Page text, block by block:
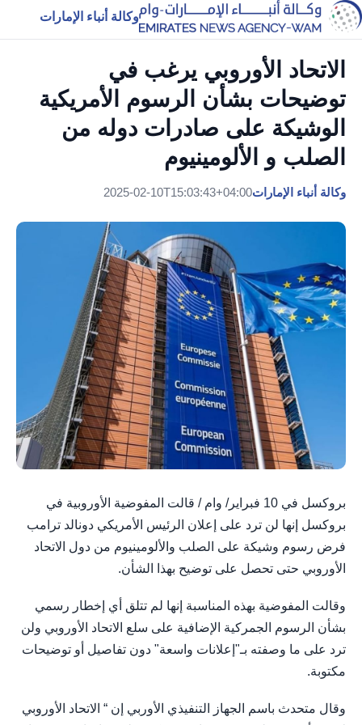
وكالة أنباء الإمارات
الاتحاد الأوروبي يرغب في
توضيحات بشأن الرسوم الأمريكية
الوشيكة على صادرات دوله من
الصلب و الألومينيوم
وكالة أنباء الإمارات2025-02-10T15:03:43+04:00
بروكسل في 10 فبراير/ وام / قالت المفوضية الأوروبية في
بروكسل إنها لن ترد على إعلان الرئيس الأمريكي دونالد ترامب
فرض رسوم وشيكة على الصلب والألومينيوم من دول الاتحاد
الأوروبي حتى تحصل على توضيح بهذا الشأن.
وقالت المفوضية بهذه المناسبة إنها لم تتلق أي إخطار رسمي
بشأن الرسوم الجمركية الإضافية على سلع الاتحاد الأوروبي ولن
ترد على ما وصفته بـ"إعلانات واسعة" دون تفاصيل أو توضيحات
مكتوبة.
وقال متحدث باسم الجهاز التنفيذي الأوربي إن “ الاتحاد الأوروبي